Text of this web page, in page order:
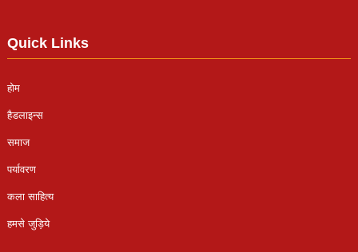
Quick Links
होम
हैडलाइन्स
समाज
पर्यावरण
कला साहित्य
हमसे जुड़िये